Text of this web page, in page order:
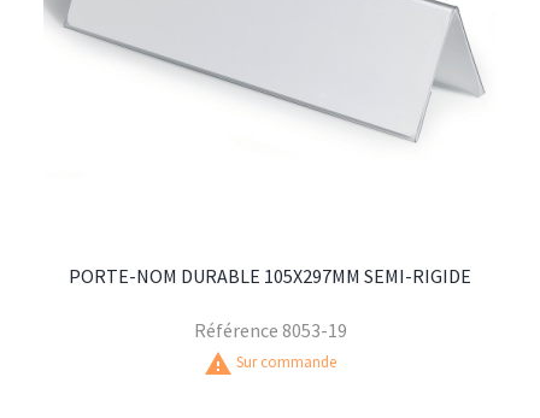
PORTE-NOM DURABLE 105X297MM SEMI-RIGIDE
Référence 8053-19
warning Sur commande